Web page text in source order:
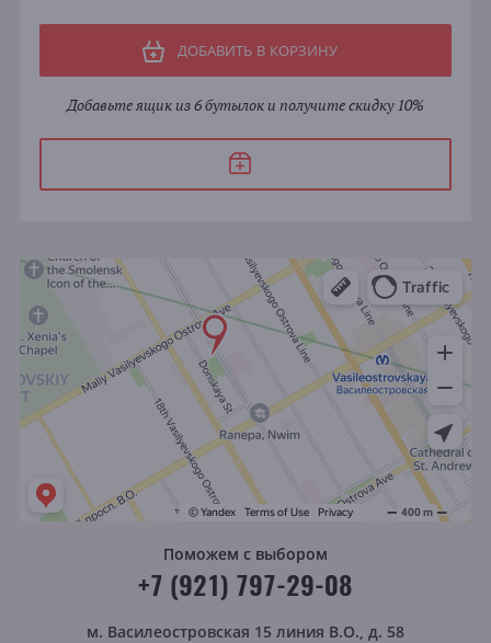
ДОБАВИТЬ В КОРЗИНУ
Добавьте ящик из 6 бутылок и получите скидку 10%
Поможем с выбором
+7 (921) 797-29-08
м. Василеостровская 15 линия В.О., д. 58